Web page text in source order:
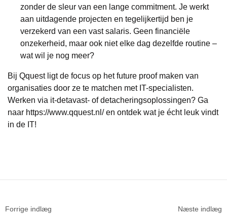
zonder de sleur van een lange commitment. Je werkt
aan uitdagende projecten en tegelijkertijd ben je
verzekerd van een vast salaris. Geen financiële
onzekerheid, maar ook niet elke dag dezelfde routine –
wat wil je nog meer?
Bij Qquest ligt de focus op het future proof maken van
organisaties door ze te matchen met IT-specialisten.
Werken via it-detavast- of detacheringsoplossingen? Ga
naar https://www.qquest.nl/en ontdek wat je écht leuk vindt
in de IT!
Forrige indlæg Næste indlæg